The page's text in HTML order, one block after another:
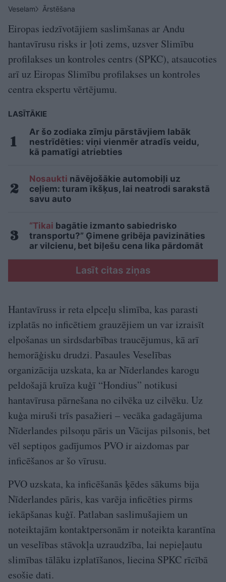
Veselam
Ārstēšana
Eiropas iedzīvotājiem saslimšanas ar Andu
hantavīrusu risks ir ļoti zems, uzsver Slimību
profilakses un kontroles centrs (SPKC), atsaucoties
arī uz Eiropas Slimību profilakses un kontroles
centra ekspertu vērtējumu.
LASĪTĀKIE
Ar šo zodiaka zīmju pārstāvjiem labāk
nestrīdēties: viņi vienmēr atradīs veidu,
kā pamatīgi atriebties
Nosaukti nāvējošākie automobiļi uz
ceļiem: turam īkšķus, lai neatrodi sarakstā
savu auto
“Tikai bagātie izmanto sabiedrisko
transportu?” Ģimene gribēja pavizināties
ar vilcienu, bet biļešu cena lika pārdomāt
Lasīt citas ziņas
Hantavīruss ir reta elpceļu slimība, kas parasti
izplatās no inficētiem grauzējiem un var izraisīt
elpošanas un sirdsdarbības traucējumus, kā arī
hemorāģisku drudzi. Pasaules Veselības
organizācija uzskata, ka ar Nīderlandes karogu
peldošajā kruīza kuģī “Hondius” notikusi
hantavīrusa pārnešana no cilvēka uz cilvēku. Uz
kuģa miruši trīs pasažieri – vecāka gadagājuma
Nīderlandes pilsoņu pāris un Vācijas pilsonis, bet
vēl septiņos gadījumos PVO ir aizdomas par
inficēšanos ar šo vīrusu.
PVO uzskata, ka inficēšanās ķēdes sākums bija
Nīderlandes pāris, kas varēja inficēties pirms
iekāpšanas kuģī. Patlaban saslimušajiem un
noteiktajām kontaktpersonām ir noteikta karantīna
un veselības stāvokļa uzraudzība, lai nepieļautu
slimības tālāku izplatīšanos, liecina SPKC rīcībā
esošie dati.